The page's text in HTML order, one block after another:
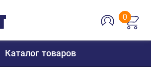
0
Каталог товаров